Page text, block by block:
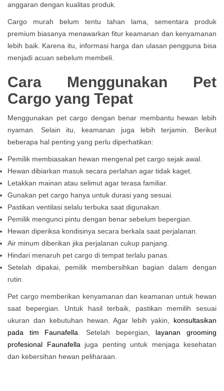
anggaran dengan kualitas produk.
Cargo murah belum tentu tahan lama, sementara produk
premium biasanya menawarkan fitur keamanan dan kenyamanan
lebih baik. Karena itu, informasi harga dan ulasan pengguna bisa
menjadi acuan sebelum membeli.
Cara Menggunakan Pet
Cargo yang Tepat
Menggunakan pet cargo dengan benar membantu hewan lebih
nyaman. Selain itu, keamanan juga lebih terjamin. Berikut
beberapa hal penting yang perlu diperhatikan:
Pemilik membiasakan hewan mengenal pet cargo sejak awal.
Hewan dibiarkan masuk secara perlahan agar tidak kaget.
Letakkan mainan atau selimut agar terasa familiar.
Gunakan pet cargo hanya untuk durasi yang sesuai.
Pastikan ventilasi selalu terbuka saat digunakan.
Pemilik mengunci pintu dengan benar sebelum bepergian.
Hewan diperiksa kondisinya secara berkala saat perjalanan.
Air minum diberikan jika perjalanan cukup panjang.
Hindari menaruh pet cargo di tempat terlalu panas.
Setelah dipakai, pemilik membersihkan bagian dalam dengan
rutin.
Pet cargo memberikan kenyamanan dan keamanan untuk hewan
saat bepergian. Untuk hasil terbaik, pastikan memilih sesuai
ukuran dan kebutuhan hewan. Agar lebih yakin, konsultasikan
pada tim Faunafella . Setelah bepergian, layanan grooming
profesional Faunafella juga penting untuk menjaga kesehatan
dan kebersihan hewan peliharaan.